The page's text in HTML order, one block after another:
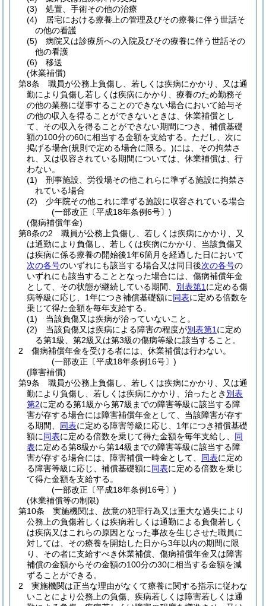
(3)
処置、手術その他の治療
(4)
居宅における療養上の管理及びその療養に伴う世話そ
の他の看護
(5)
病院又は診療所への入院及びその療養に伴う世話その
他の看護
(6)
移送
(休業補償)
第8条
職員が公務上負傷し、若しくは疾病にかかり、又は通
勤により負傷し若しくは疾病にかかり、療養のため勤務そ
の他の業務に従事することのできない場合において給与そ
の他の収入を得ることができないときは、休業補償とし
て、その収入を得ることができない期間につき、補償基礎
額の100分の60に相当する金額を支給する。 ただし、次に
掲げる場合(規則で定める場合に限る。)には、その拘禁さ
れ、又は収容されている期間については、休業補償は、行
わない。
(1)
刑事施設、労役場その他これらに準ずる施設に拘禁さ
れている場合
(2)
少年院その他これに準ずる施設に収容されている場合
(一部改正〔平成18年条例6号〕)
(傷病補償年金)
第8条の2
職員が公務上負傷し、若しくは疾病にかかり、又
は通勤により負傷し、若しくは疾病にかかり、当該負傷又
は疾病に係る療養の開始後1年6箇月を経過した日において
次の各号のいずれにも該当する場合又は同日後次の各号の
いずれにも該当することとなった場合には、傷病補償年金
として、その状態が継続している期間、 別表第1 に定める傷
病等級に応じ、1年につき補償基礎額に同表に定める倍数を
乗じて得た金額を毎年支給する。
(1)
当該負傷又は疾病が治っていないこと。
(2)
当該負傷又は疾病による障害の程度が別表第1 に定め
る第1級、第2級又は第3級の傷病等級に該当すること。
2
傷病補償年金を受ける者には、休業補償は行わない。
(一部改正〔平成18年条例16号〕)
(障害補償)
第9条
職員が公務上負傷し、若しくは疾病にかかり、又は通
勤により負傷し、若しくは疾病にかかり、治ったとき 別表
第2に定める第1級から第7級までの障害等級に該当する障
害が存する場合には障害補償年金として、当該障害が存す
る期間、 同表に定める障害等級に応じ、1年につき補償基礎
額に同表に定める倍数を乗じて得た金額を毎年支給し、 同
表に定める第8級から第14級までの障害等級に該当する障
害が存する場合には、障害補償一時金として、 同表に定め
る障害等級に応じ、補償基礎額に同表に定める倍数を乗じ
て得た金額を支給する。
(一部改正〔平成18年条例16号〕)
(休業補償等の制限)
第10条
実施機関は、故意の犯罪行為又は重大な過失により
公務上の負傷若しくは疾病若しくは通勤による負傷若しく
は疾病又はこれらの原因となった事故を生じさせた職員に
対しては、その療養を開始した日から3年以内の期間に限
り、その者に支給すべき休業補償、傷病補償年金又は障害
補償の金額からその金額の100分の30に相当する金額を減
ずることができる。
2
実施機関は正当な理由がなくて療養に関する指示に従わな
いことにより公務上の負傷、疾病若しくは障害若しくは通